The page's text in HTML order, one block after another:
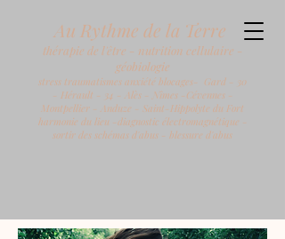
Au Rythme de la Terre
thérapie de l'être - nutrition cellulaire -
géobiologie
stress traumatismes anxiété blocages- Gard - 30
- Hérault - 34 - Alès - Nîmes -Cévennes -
Montpellier - Anduze - Saint-Hippolyte du Fort
harmonie du lieu -diagnostic électromagnétique -
sortir des schémas d'abus - blessure d'abus